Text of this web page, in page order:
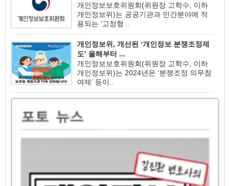
개인정보보호위원회(위원장 고학수, 이하
개인정보위)는 공공기관과 민간분야에 적
용되는 ‘고정형 ..
개인정보위, 개선된 ‘개인정보 분쟁조정제
도’ 올해부터 ...
개인정보보호위원회(위원장 고학수, 이하
개인정보위)는 2024년은 ‘분쟁조정 의무참
여제’ 등이..